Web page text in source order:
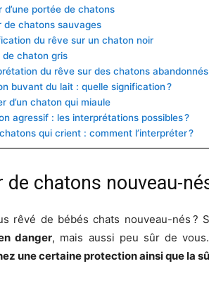
d’une portée de chatons
de chatons sauvages
du rêve sur un chaton noir
de chaton gris
du rêve sur des chatons abandonnés
buvant du lait : quelle signification ?
d’un chaton qui miaule
agressif : les interprétations possibles ?
qui crient : comment l’interpréter ?
de chatons nouveau-
rêvé de bébés chats nouveau-nés
danger, mais aussi peu sûr de
une certaine protection ainsi que la